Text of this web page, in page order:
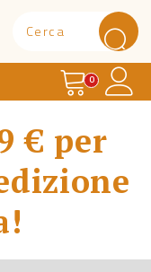
Shop
Carrello
0
€ per